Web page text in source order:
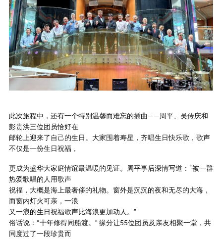
此次旅程中，还有一个特别温馨而难忘的插曲——周平、吴传庆和
彭贵洪三位团员恰好在
邮轮上迎来了自己的生日。大家围着寿星，齐唱生日快乐歌，歌声
不仅是一份生日祝福，
更成为盛华大家庭情谊最温暖的见证。周平事后深情写道：“被一群
热爱歌唱的人用歌声
祝福，大概是海上最奢侈的礼物。窗外是沉沉的夜和无尽的大海，
而窗内灯火可亲，一浪
又一浪的生日祝福歌声比海浪更加动人。”
俗话说：“十年修得同船渡。” 缘分让55位团员及亲友相聚一堂，共
同度过了一段珍贵而